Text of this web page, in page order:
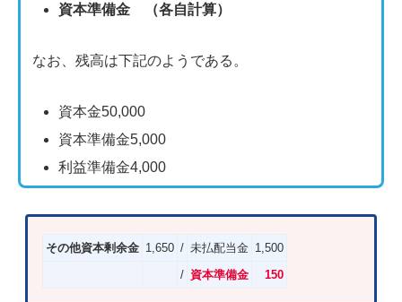
資本準備金 （各自計算）
なお、残高は下記のようである。
資本金50,000
資本準備金5,000
利益準備金4,000
その他資本剰余金 1,650 / 未払配当金 1,500
/ 資本準備金 150